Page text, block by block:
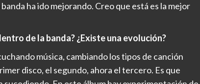
ha ido mejorando. Creo que está es la mejor
de la banda? ¿Existe una evolución?
música, cambiando los tipos de canción
disco, el segundo, ahora el tercero. Es que